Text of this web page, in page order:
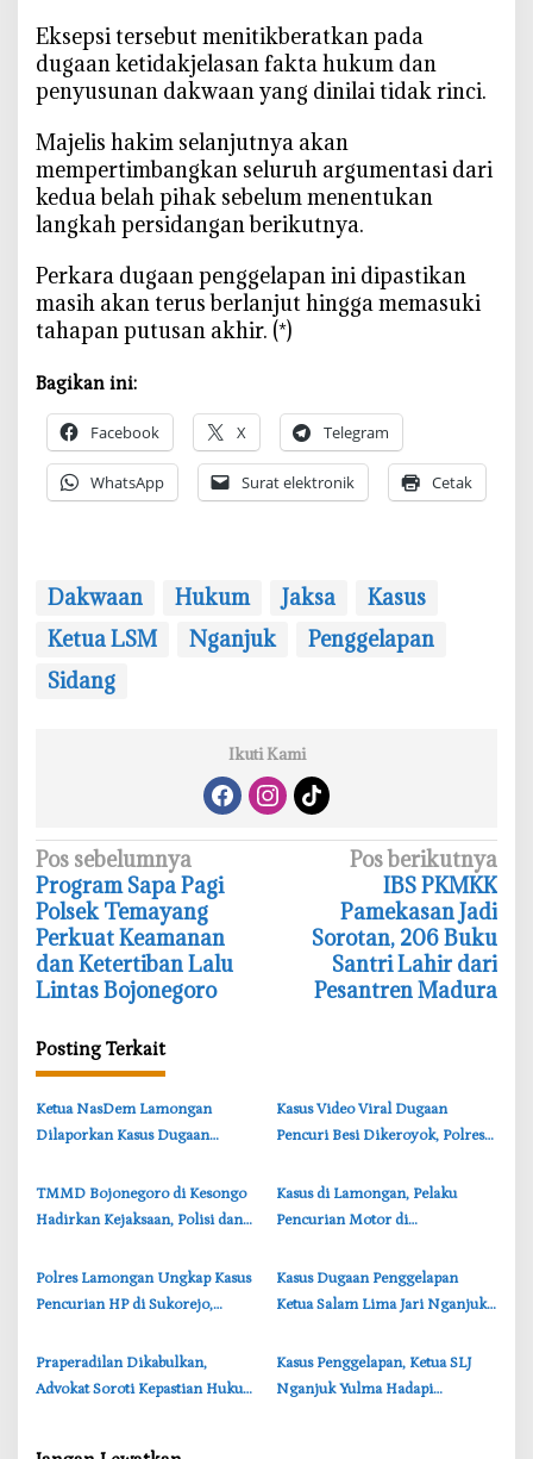
‎Eksepsi tersebut menitikberatkan pada
dugaan ketidakjelasan fakta hukum dan
penyusunan dakwaan yang dinilai tidak rinci.
‎Majelis hakim selanjutnya akan
mempertimbangkan seluruh argumentasi dari
kedua belah pihak sebelum menentukan
langkah persidangan berikutnya.
‎Perkara dugaan penggelapan ini dipastikan
masih akan terus berlanjut hingga memasuki
tahapan putusan akhir. (*)
Bagikan ini:
Facebook X Telegram
WhatsApp Surat elektronik Cetak
Dakwaan Hukum Jaksa
Kasus
Ketua LSM
Nganjuk
Penggelapan
Sidang
Ikuti Kami
N
a
v
i
g
s
i
p
s
Pos sebelumnya
‎Program Sapa Pagi
Polsek Temayang
Perkuat Keamanan
dan Ketertiban Lalu
Lintas Bojonegoro
Pos berikutnya
‎IBS PKMKK
Pamekasan Jadi
Sorotan, 206 Buku
Santri Lahir dari
Pesantren Madura
Posting Terkait
‎Ketua NasDem Lamongan
Dilaporkan Kasus Dugaan
Lambannya Penanganan Polisi
‎Kasus Video Viral Dugaan
Pencuri Besi Dikeroyok, Polres
Pihak Diproses Hukum
‎TMMD Bojonegoro di Kesongo
Hadirkan Kejaksaan, Polisi dan
Hukum
Kasus di Lamongan, Pelaku
Pencurian Motor di
Warkop
‎Polres Lamongan Ungkap Kasus
Pencurian HP di Sukorejo,
Barang Bukti
‎Kasus Dugaan Penggelapan
Ketua Salam Lima Jari Nganjuk
Siapkan Replika
‎Praperadilan Dikabulkan,
Advokat Soroti Kepastian Hukum
‎Kasus Penggelapan, Ketua SLJ
Nganjuk Yulma Hadapi